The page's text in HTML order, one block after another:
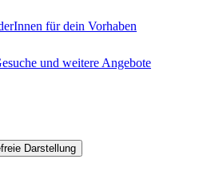
für dein Vorhaben
und weitere Angebote
Darstellung